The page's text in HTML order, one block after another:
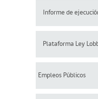
Informe de
Plataforma Ley
Empleos Públicos